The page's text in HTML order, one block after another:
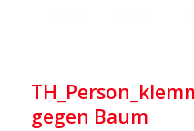
gegen Baum